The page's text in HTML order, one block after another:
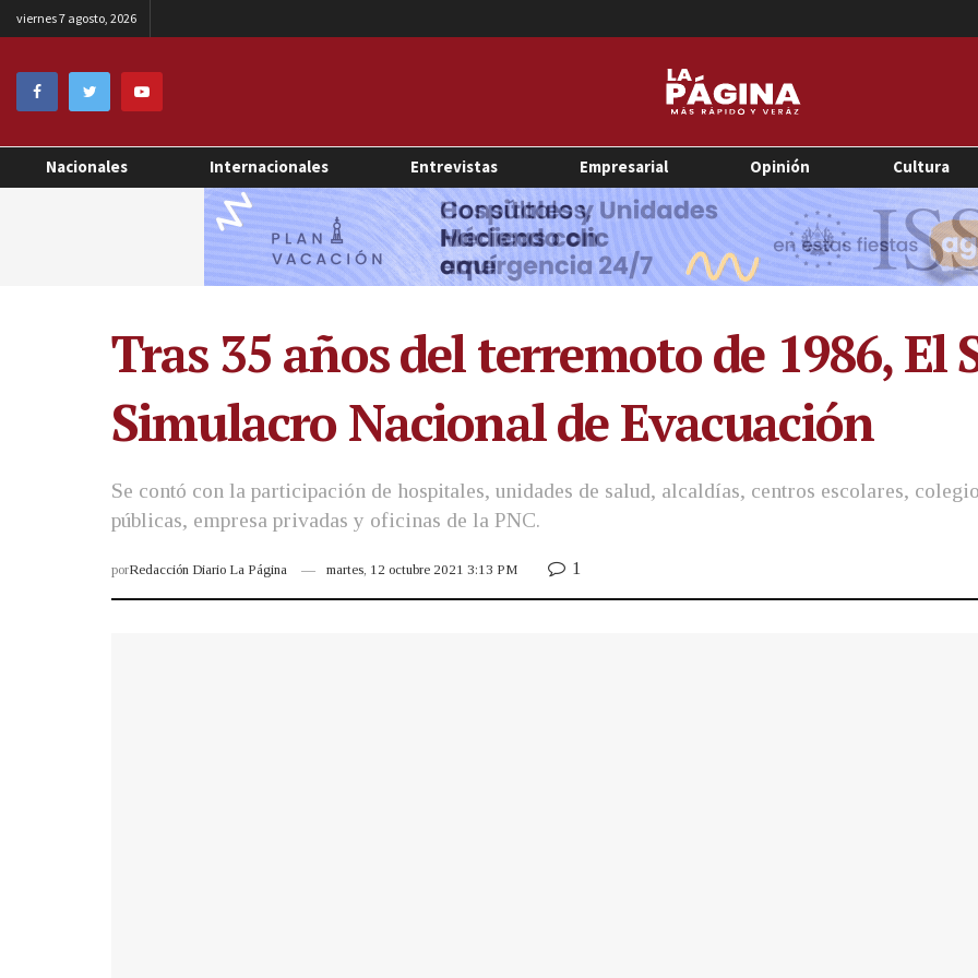
viernes 7 agosto, 2026
Nacionales Internacionales Entrevistas Empresarial Opinión Cultura
Tras 35 años del terremoto de 1986, El
Simulacro Nacional de Evacuación
Se contó con la participación de hospitales, unidades de salud, alcaldías, centros escolares,
públicas, empresa privadas y oficinas de la PNC.
porRedacción Diario La Página martes, 12 octubre 2021 3:13 PM 1